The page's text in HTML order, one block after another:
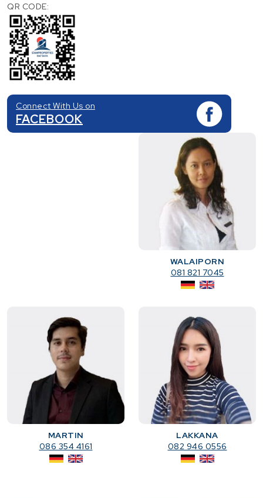
QR CODE:
Connect With Us on
FACEBOOK
WALAIPORN
081 821 7045
MARTIN
086 354 4161
LAKKANA
082 946 0556